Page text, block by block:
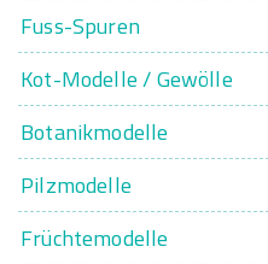
Fuss-Spuren
Kot-Modelle / Gewölle
Botanikmodelle
Pilzmodelle
Früchtemodelle